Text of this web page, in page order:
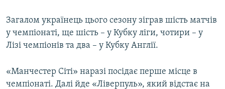
Загалом українець цього сезону зіграв шість матчів
у чемпіонаті, ще шість – у Кубку ліги, чотири – у
Лізі чемпіонів та два – у Кубку Англії.
«Манчестер Сіті» наразі посідає перше місце в
чемпіонаті. Далі йде «Ліверпуль», який відстає на